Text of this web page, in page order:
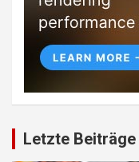
Letzte Beiträge